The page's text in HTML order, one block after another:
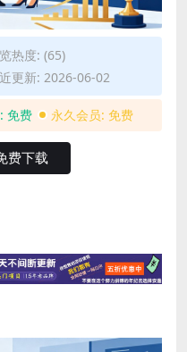
热度: (65)
更新: 2026-06-02
免费 永久会员: 免费
费下载